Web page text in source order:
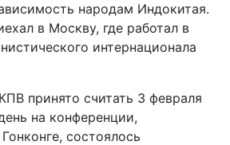
народам Индокитая.
в Москву, где работал в
интернационала
принято считать 3 февраля
на конференции,
состоялось